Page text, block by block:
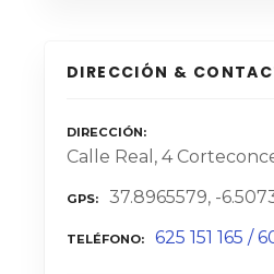
DIRECCIÓN &
DIRECCIÓN
Calle Real, 4
GPS 37.8965579, -
TELÉFONO 625 151 165 /